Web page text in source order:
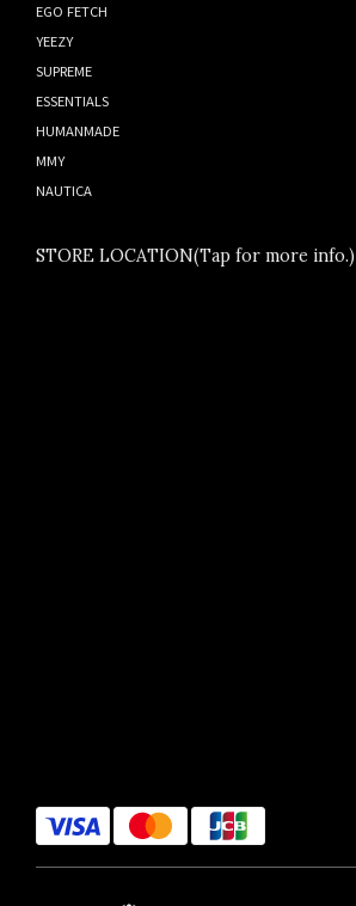
EGO FETCH
YEEZY
SUPREME
ESSENTIALS
HUMANMADE
MMY
NAUTICA
STORE LOCATION(Tap for more info.)